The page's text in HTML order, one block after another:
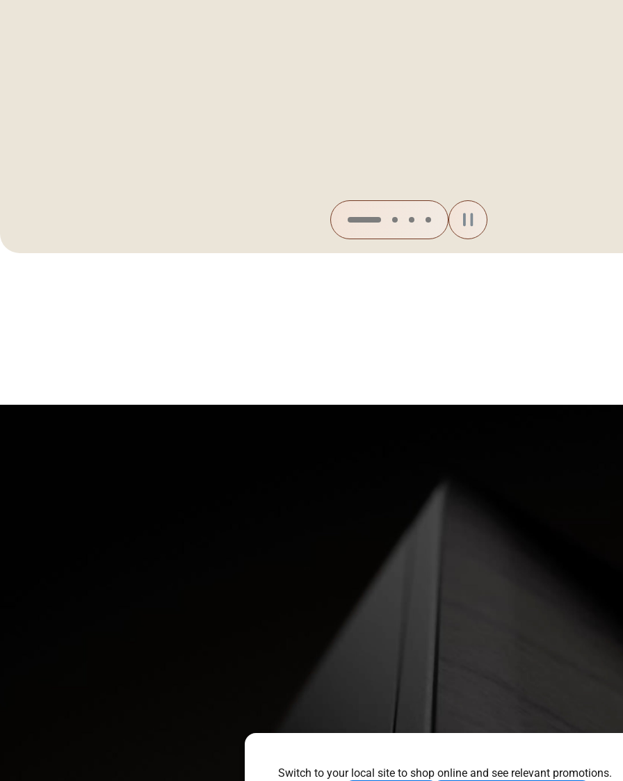
Switch to your local site to shop online and see relevant promotions.